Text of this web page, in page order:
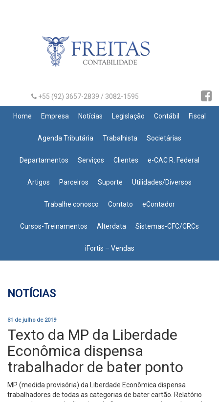
+55 (92) 3657-2839 / 3082-1595
Home Empresa Notícias Legislação Contábil Fiscal
Agenda Tributária Trabalhista Societárias
Departamentos Serviços Clientes e-CAC R. Federal
Artigos Parceiros Suporte Utilidades/Diversos
Trabalhe conosco Contato eContador
Cursos-Treinamentos Alterdata Sistemas-CFC/CRCs
iFortis – Vendas
NOTÍCIAS
31 de julho de 2019
Texto da MP da Liberdade
Econômica dispensa
trabalhador de bater ponto
MP (medida provisória) da Liberdade Econômica dispensa
trabalhadores de todas as categorias de bater cartão. Relatório